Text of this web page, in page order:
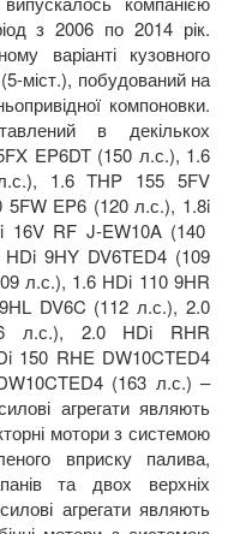
з 2006 по 2014 рік.
варіанті кузовного
міст.), побудований на
компоновки.
в декількох
FX EP6DT(150 л.с.), 1.6
1.6THP 155 5FV
5FW EP6 (120 л.с.), 1.8i
i 16V RF J-EW10A(140
HDi 9HY DV6TED4 (109
л.с.), 1.6 HDi 110 9HR
HL DV6C (112 л.с.), 2.0
л.с.), 2.0 HDi
RHR
150 RHE DW10CTED4
10CTED4 (163 л.с.) –
агрегати являють
мотори з системою
вприску палива,
та двох верхніх
агрегати являють